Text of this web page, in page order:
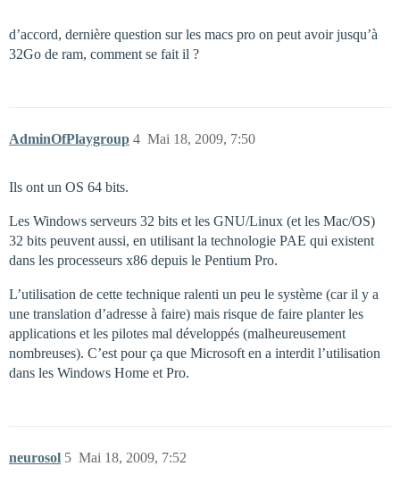
d’accord, dernière question sur les macs pro on peut avoir jusqu’à
32Go de ram, comment se fait il ?
AdminOfPlaygroup Mai 18, 2009, 7:50
4
Ils ont un OS 64 bits.
Les Windows serveurs 32 bits et les GNU/Linux (et les Mac/OS)
32 bits peuvent aussi, en utilisant la technologie PAE qui existent
dans les processeurs x86 depuis le Pentium Pro.
L’utilisation de cette technique ralenti un peu le système (car il y a
une translation d’adresse à faire) mais risque de faire planter les
applications et les pilotes mal développés (malheureusement
nombreuses). C’est pour ça que Microsoft en a interdit l’utilisation
dans les Windows Home et Pro.
neurosol Mai 18, 2009, 7:52
5